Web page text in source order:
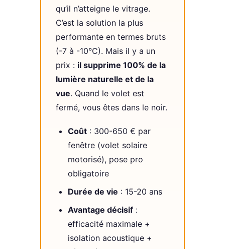
qu’il n’atteigne le vitrage.
C’est la solution la plus
performante en termes bruts
(-7 à -10°C). Mais il y a un
prix : il supprime 100% de la
lumière naturelle et de la
vue. Quand le volet est
fermé, vous êtes dans le noir.
Coût: 300-650 € par
fenêtre (volet solaire
motorisé), pose pro
obligatoire
Durée de vie : 15-20 ans
Avantage décisif:
efficacité maximale +
isolation acoustique +